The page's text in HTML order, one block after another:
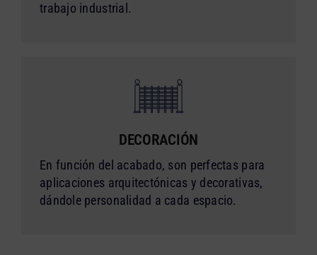
trabajo industrial.
DECORACIÓN
En función del acabado, son perfectas para
aplicaciones arquitectónicas y decorativas,
dándole personalidad a cada espacio.